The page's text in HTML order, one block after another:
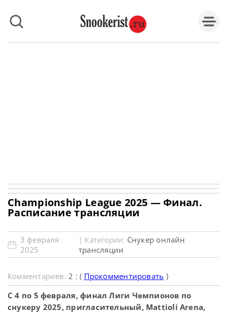
Championship League 2025 — Финал.
Расписание трансляции
3 февраля
2025
| Категории: Снукер онлайн
трансляции
Комментариев:2 : ( Прокомментировать )
C 4 по 5 февраля, финал Лиги Чемпионов по
снукеру 2025, пригласительный, Mattioli Arena,